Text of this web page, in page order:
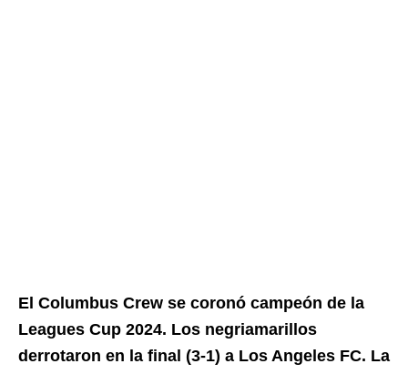
El Columbus Crew se coronó campeón de la
Leagues Cup 2024. Los negriamarillos
derrotaron en la final (3-1) a Los Angeles FC. La